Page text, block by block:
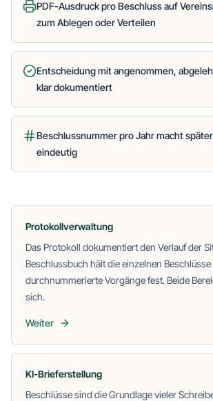
PDF-Ausdruck pro Beschluss auf
zum Ablegen oder Verteilen
Entscheidung mit angenommen,
klar dokumentiert
Beschlussnummer pro Jahr macht
eindeutig
Protokollverwaltung
Das Protokoll dokumentiert den Verlauf der
Beschlussbuch hält die einzelnen Beschlüsse
durchnummerierte Vorgänge fest. Beide
sich.
Weiter
KI-Brieferstellung
Beschlüsse sind die Grundlage vieler